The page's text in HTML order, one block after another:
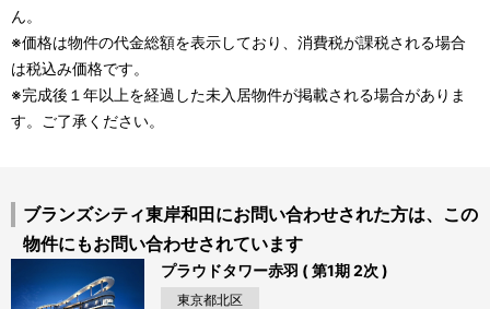
ん。
※価格は物件の代金総額を表示しており、消費税が課税される場合
は税込み価格です。
※完成後１年以上を経過した未入居物件が掲載される場合がありま
す。ご了承ください。
ブランズシティ東岸和田にお問い合わせされた方は、この
物件にもお問い合わせされています
プラウドタワー赤羽 ( 第1期 2次 )
東京都北区